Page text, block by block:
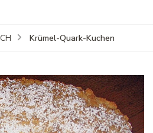
Krümel-Quark-Kuchen